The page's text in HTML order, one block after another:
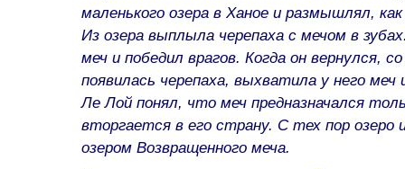
маленького озера в Ханое и размышлял,
Из озера выплыла черепаха с мечом в
меч и победил врагов. Когда он вернулся,
появилась черепаха, выхватила у него меч
Ле Лой понял, что меч предназначался
вторгается в его страну. С тех пор озеро
озером Возвращенного меча.